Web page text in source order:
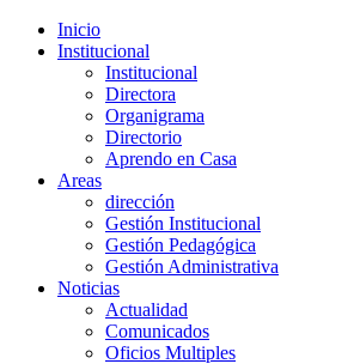
Inicio
Institucional
Institucional
Directora
Organigrama
Directorio
Aprendo en Casa
Areas
dirección
Gestión Institucional
Gestión Pedagógica
Gestión Administrativa
Noticias
Actualidad
Comunicados
Oficios Multiples